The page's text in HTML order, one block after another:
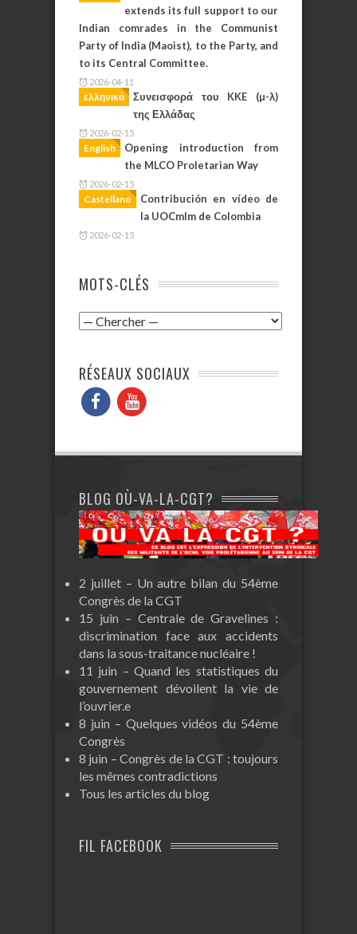
extends its full support to our
Indian comrades in the Communist
Party of India (Maoist), to the Party, and
to its Central Committee.
2026-04-11
ελληνικά
Συνεισφορά του KKE (µ-λ)
της Ελλάδας
2026-02-15
English
Opening introduction from
the MLCO Proletarian Way
2026-02-15
Castellano
Contribución en vídeo de
la UOCmlm de Colombia
2026-02-15
MOTS-CLÉS
RÉSEAUX SOCIAUX
BLOG OÙ-VA-LA-CGT?
2 juillet – Un autre bilan du 54ème
Congrès de la CGT
15 juin – Centrale de Gravelines :
discrimination face aux accidents
dans la sous-traitance nucléaire !
11 juin – Quand les statistiques du
gouvernement dévoilent la vie de
l’ouvrier.e
8 juin – Quelques vidéos du 54ème
Congrès
8 juin – Congrès de la CGT : toujours
les mêmes contradictions
Tous les articles du blog
FIL FACEBOOK